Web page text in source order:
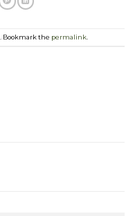
. Bookmark the permalink.